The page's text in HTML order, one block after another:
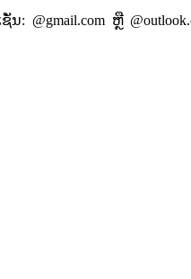
: @gmail.com ຫຼື​